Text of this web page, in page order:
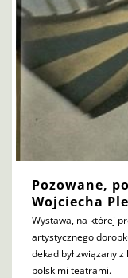
Pozowane,
Wojciecha
Wystawa, na której
artystycznego
dekad był związany
polskimi teatrami.